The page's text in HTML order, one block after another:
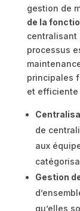
gestion de
de la
centralisant
processus
principales
et efficiente
de
aux
Gestion
qu’elles